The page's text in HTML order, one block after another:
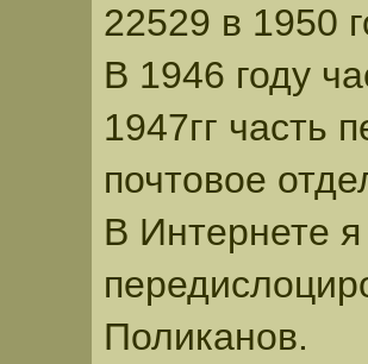
22529 в 1950
В 1946 году
1947гг часть
почтовое
В Интернете
Поликанов.